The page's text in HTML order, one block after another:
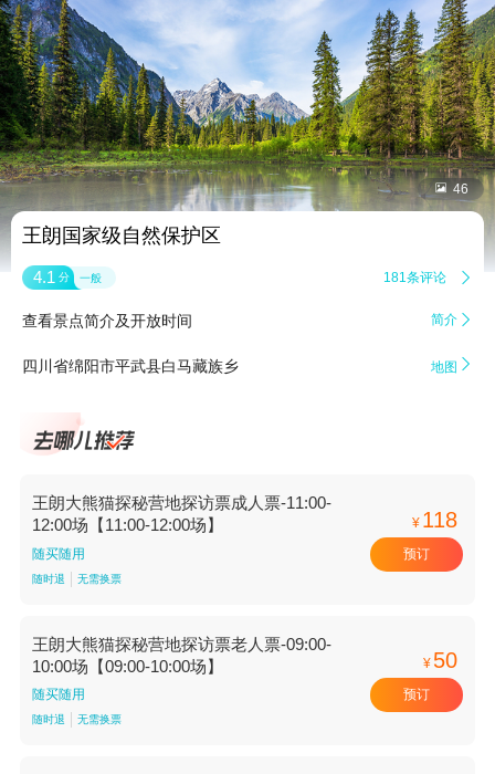
 46
王朗国家级自然保护区
4.1 分 一般 181条评论 
查看景点简介及开放时间 简介 
四川省绵阳市平武县白马藏族乡 地图 
王朗大熊猫探秘营地探访票成人票-11:00-
12:00场【11:00-12:00场】
随买随用
随时退 无需换票
¥ 118
预订
王朗大熊猫探秘营地探访票老人票-09:00-
10:00场【09:00-10:00场】
随买随用
随时退 无需换票
¥ 50
预订
